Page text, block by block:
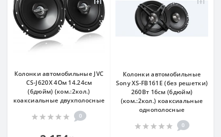
Колонки автомобильные JVC
CS-J620X 4Ом 14.24см
(6дюйм) (ком.:2кол.)
коаксиальные двухполосные
0
Колонки автомобильные
Sony XS-FB161E (без решетки)
260Вт 16см (6дюйм)
(ком.:2кол.) коаксиальные
однополосные
0